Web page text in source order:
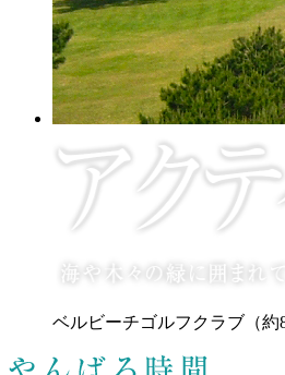
ベルビーチゴルフクラブ（約